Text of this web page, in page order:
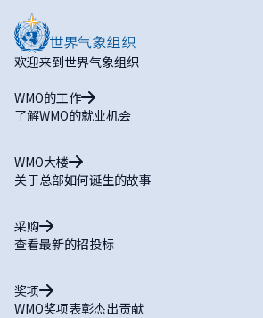
欢迎来到世界气象组织
WMO的工作
了解WMO的就业机会
WMO大楼
关于总部如何诞生的故事
采购
查看最新的招投标
奖项
WMO奖项表彰杰出贡献